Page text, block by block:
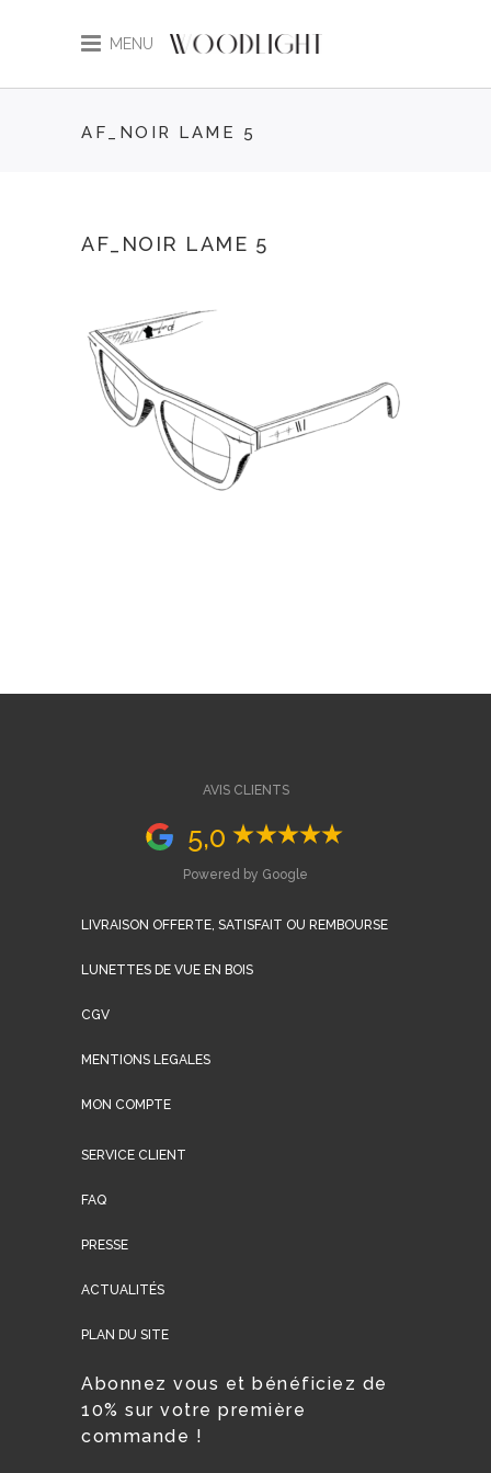
MENU
AF_NOIR LAME 5
AF_NOIR LAME 5
AVIS CLIENTS
5,0
Powered by Google
LIVRAISON OFFERTE, SATISFAIT OU REMBOURSE
LUNETTES DE VUE EN BOIS
CGV
MENTIONS LEGALES
MON COMPTE
SERVICE CLIENT
FAQ
PRESSE
ACTUALITÉS
PLAN DU SITE
Abonnez vous et bénéficiez de
10% sur votre première
commande !